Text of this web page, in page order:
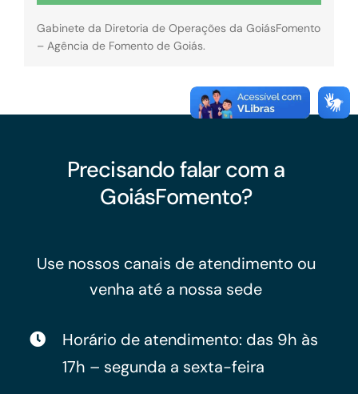
Gabinete da Diretoria de Operações da GoiásFomento
– Agência de Fomento de Goiás.
Precisando falar com a
GoiásFomento?
Use nossos canais de atendimento ou
venha até a nossa sede
Horário de atendimento: das 9h às
17h – segunda a sexta-feira